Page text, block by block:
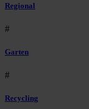
Regional
#
Garten
#
Recycling